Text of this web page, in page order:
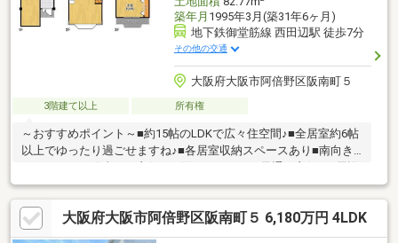
築年月 1995年3月(築31年6ヶ月)
地下鉄御堂筋線 西田辺駅 徒歩7分
その他の交通
大阪府大阪市阿倍野区阪南町５
3階建て以上 所有権
～おすすめポイント～■約15帖のLDKで広々住空間♪■全居室約6帖
以上でゆったり過ごせますね♪■各居室収納スペースあり■南向き
環境～・コンビニまで徒歩約3分・スーパーまで徒歩約3分・銀行
まで徒歩約7分・郵便局まで徒歩約4分阪南小学校まで徒歩約5分
とお子様の通いやすい距離♪公園も近く、子育て世代の方にもおす
すめ！その他、周辺には生活に便利な施設が充実！ぜひ、一度ご
大阪府大阪市阿倍野区阪南町５ 6,180万円 4LDK